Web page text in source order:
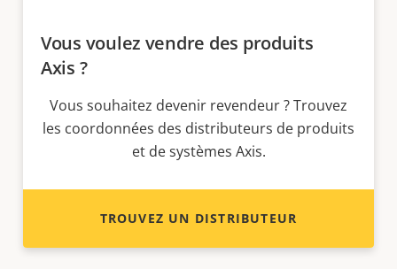
Vous voulez vendre des produits
Axis ?
Vous souhaitez devenir revendeur ? Trouvez
les coordonnées des distributeurs de produits
et de systèmes Axis.
TROUVEZ UN DISTRIBUTEUR